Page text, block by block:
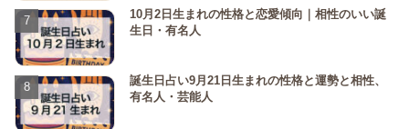
10月2日生まれの性格と恋愛傾向｜相性のいい誕
生日・有名人
誕生日占い9月21日生まれの性格と運勢と相性、
有名人・芸能人